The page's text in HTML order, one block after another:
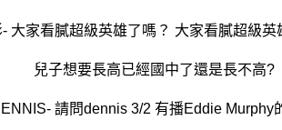
- 大家看膩超級英雄了嗎？ 大家看膩超級英
兒子想要長高已經國中了還是長不高?
請問dennis 3/2 有播Eddie Murphy